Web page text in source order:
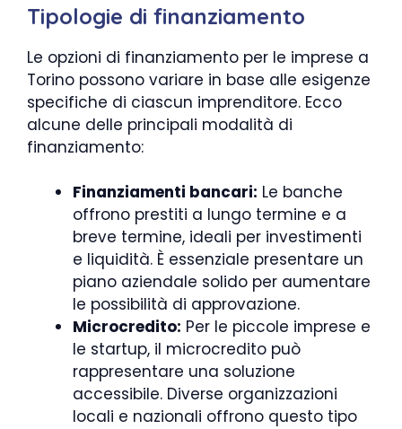
Tipologie di finanziamento
Le opzioni di finanziamento per le imprese a
Torino possono variare in base alle esigenze
specifiche di ciascun imprenditore. Ecco
alcune delle principali modalità di
finanziamento:
Finanziamenti bancari: Le banche
offrono prestiti a lungo termine e a
breve termine, ideali per investimenti
e liquidità. È essenziale presentare un
piano aziendale solido per aumentare
le possibilità di approvazione.
Microcredito: Per le piccole imprese e
le startup, il microcredito può
rappresentare una soluzione
accessibile. Diverse organizzazioni
locali e nazionali offrono questo tipo